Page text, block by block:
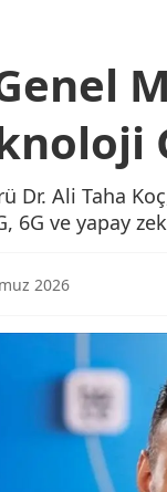
Dr. Ali Taha
6G ve yapay
2026